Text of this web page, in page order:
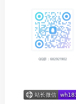
QQ群：682921902